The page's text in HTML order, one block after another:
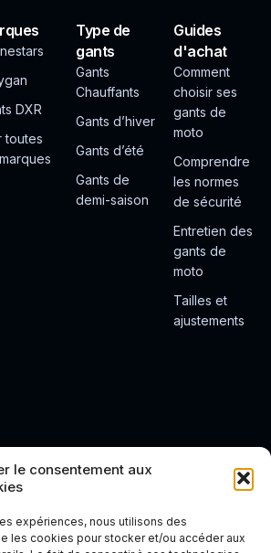
le consentement aux
expériences, nous utilisons des
les cookies pour stocker et/ou accéder aux
DXR
toutes
Type de
gants
Gants
Chauffants
Gants d’hiver
Gants d’été
Gants de
demi-saison
Guides
d'achat
Comment
choisir ses
gants de
moto
Comprendre
les normes
de sécurité
Entretien des
gants de
moto
Tailles et
ajustements